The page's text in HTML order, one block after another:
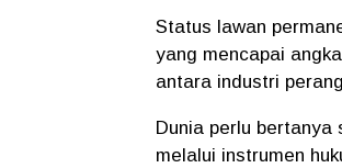
​Status lawan
yang mencapai
antara industri
​Dunia perlu
melalui instrumen